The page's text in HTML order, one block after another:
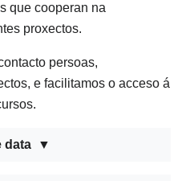
que cooperan na
proxectos.
persoas,
e facilitamos o acceso á
data